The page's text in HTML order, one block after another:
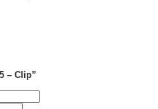
– Clip”